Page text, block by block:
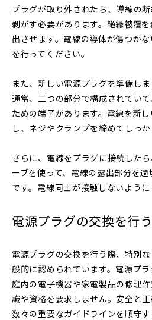
プラグが取り外されたら、導線の
剥がす必要があります。絶縁被覆
出させます。電線の導体が傷つか
を行ってください。
また、新しい電源プラグを準備し
通常、二つの部分で構成されてい
ための端子があります。電線を新
し、ネジやクランプを締めてしっか
さらに、電線をプラグに接続した
ーブを使って、電線の露出部分を
です。電線同士が接触しないように
電源プラグの交換を行
電源プラグの交換を行う際、特別
般的に認められています。電源プ
庭内の電子機器や家電製品の修理
識や資格を要求しません。安全と正
数々の重要なガイドラインを順守す